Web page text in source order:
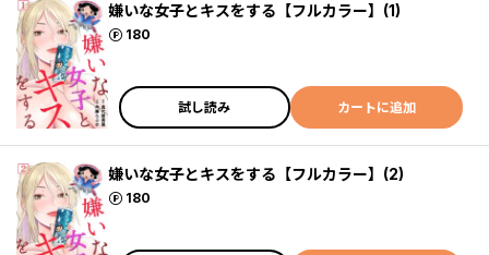
嫌いな女子とキスをする【フルカラー】(1)
180
ポイント
試し読み カートに追加
嫌いな女子とキスをする【フルカラー】(2)
180
ポイント